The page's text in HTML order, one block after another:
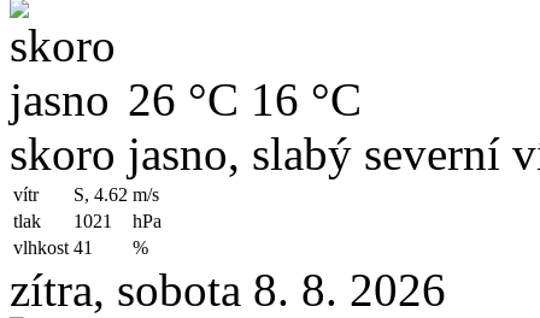
26 °C 16 °C
skoro jasno, slabý severní
vítr S, 4.62 m/s
tlak
1021
hPa
vlhkost 41 %
zítra, sobota 8. 8. 2026